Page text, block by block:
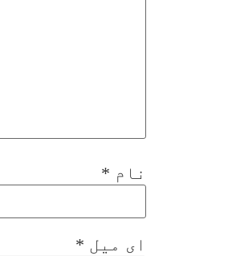
نام *
ای میل *